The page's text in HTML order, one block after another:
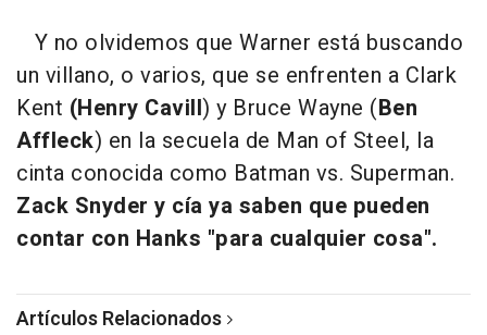
Y no olvidemos que Warner está buscando
un villano, o varios, que se enfrenten a Clark
Kent (Henry Cavill) y Bruce Wayne (Ben
Affleck) en la secuela de Man of Steel, la
cinta conocida como Batman vs. Superman.
Zack Snyder y cía ya saben que pueden
contar con Hanks "para cualquier cosa".
Artículos Relacionados